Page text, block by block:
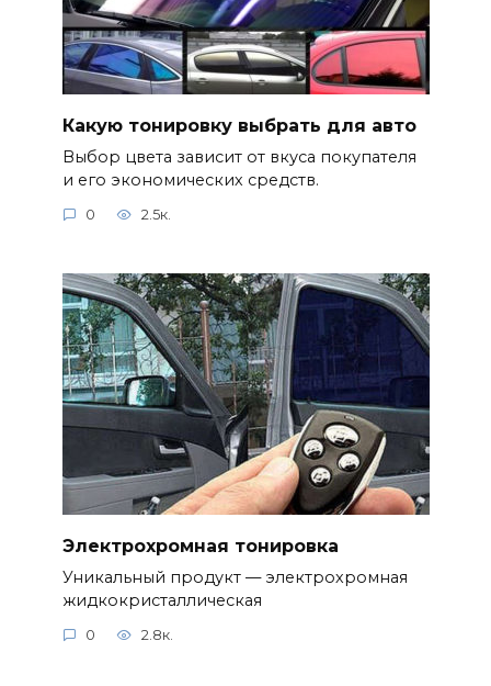
Какую тонировку выбрать для авто
Выбор цвета зависит от вкуса покупателя
и его экономических средств.
0 2.5к.
Электрохромная тонировка
Уникальный продукт — электрохромная
жидкокристаллическая
0 2.8к.